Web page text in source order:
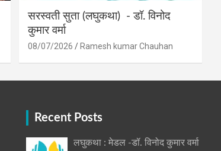
सरस्वती सुता (लघुकथा) ​- डॉ. विनोद
कुमार वर्मा
08/07/2026 Ramesh kumar Chauhan
Recent Posts
लघुकथा : मेडल -डॉ. विनोद कुमार वर्मा